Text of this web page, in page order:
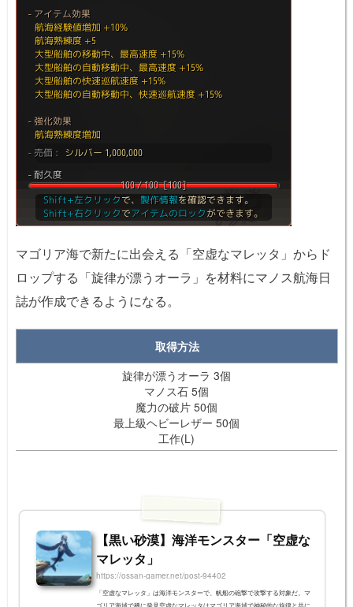
マゴリア海で新たに出会える「空虚なマレッタ」からド
ロップする「旋律が漂うオーラ」を材料にマノス航海日
誌が作成できるようになる。
取得方法
旋律が漂うオーラ 3個
マノス石 5個
魔力の破片 50個
最上級ヘビーレザー 50個
工作(L)
【黒い砂漠】海洋モンスター「空虚な
マレッタ」
https://ossan-gamer.net/post-94402
「空虚なマレッタ」は海洋モンスターで、帆船の砲撃で攻撃する対象だ。マ
ゴリア海域で稀に発見空虚なマレッタはマゴリア海域で神秘的な旋律と共に